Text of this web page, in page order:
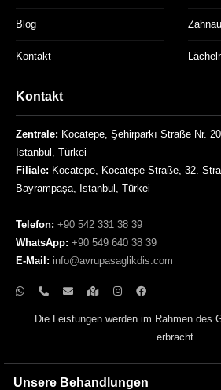
Blog
Kontakt
Kontakt
Zentrale: Kocatepe, Şehirparkı Straße Nr.
Istanbul, Türkei
Filiale: Kocatepe, Kocatepe Straße, 32.
Bayrampaşa, Istanbul, Türkei
Telefon: +90 542 331 38 39
WhatsApp: +90 549 640 38 39
E-Mail: info@avrupasaglikdis.com
Die Leistungen werden im Rahmen des
erbracht.
Unsere Behandlungen